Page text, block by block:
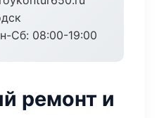
Сб: 08:00-19:00
ремонт и